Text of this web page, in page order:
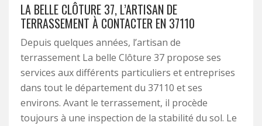
LA BELLE CLÔTURE 37, L’ARTISAN DE
TERRASSEMENT À CONTACTER EN 37110
Depuis quelques années, l’artisan de
terrassement La belle Clôture 37 propose ses
services aux différents particuliers et entreprises
dans tout le département du 37110 et ses
environs. Avant le terrassement, il procède
toujours à une inspection de la stabilité du sol. Le